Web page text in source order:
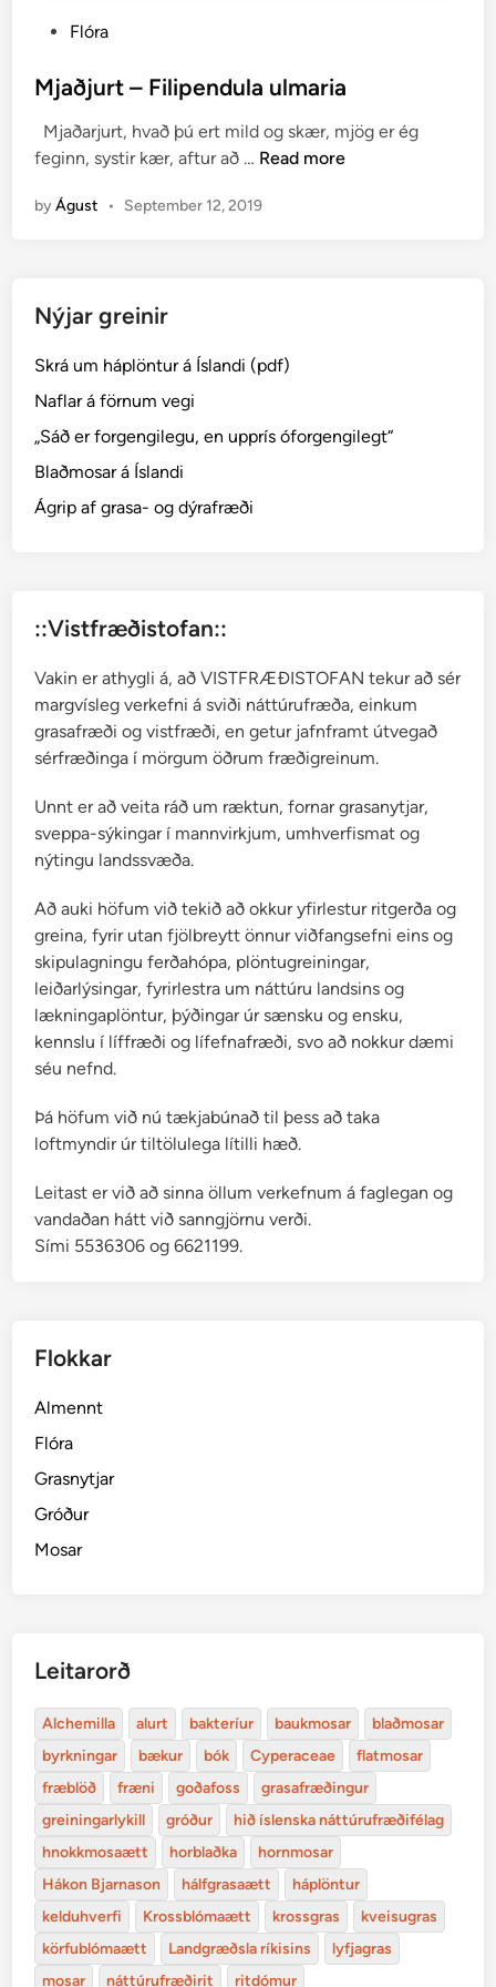
s
d
n
Flóra
Mjaðjurt – Filipendula ulmaria
Mjaðarjurt, hvað þú ert mild og skær, mjög er ég
feginn, systir kær, aftur að … M
a
–
l
u
l
m
a
Read more
byÁgust • September 12, 2019
Nýjar greinir
Skrá um háplöntur á Íslandi (pdf)
Naflar á förnum vegi
„Sáð er forgengilegu, en upprís óforgengilegt“
Blaðmosar á Íslandi
Ágrip af grasa- og dýrafræði
::Vistfræðistofan::
Vakin er athygli á, að VISTFRÆÐISTOFAN tekur að sér
margvísleg verkefni á sviði náttúrufræða, einkum
grasafræði og vistfræði, en getur jafnframt útvegað
sérfræðinga í mörgum öðrum fræðigreinum.
Unnt er að veita ráð um ræktun, fornar grasanytjar,
sveppa-sýkingar í mannvirkjum, umhverfismat og
nýtingu landssvæða.
Að auki höfum við tekið að okkur yfirlestur ritgerða og
greina, fyrir utan fjölbreytt önnur viðfangsefni eins og
skipulagningu ferðahópa, plöntugreiningar,
leiðarlýsingar, fyrirlestra um náttúru landsins og
lækningaplöntur, þýðingar úr sænsku og ensku,
kennslu í líffræði og lífefnafræði, svo að nokkur dæmi
séu nefnd.
Þá höfum við nú tækjabúnað til þess að taka
loftmyndir úr tiltölulega lítilli hæð.
Leitast er við að sinna öllum verkefnum á faglegan og
vandaðan hátt við sanngjörnu verði.
Sími 5536306 og 6621199.
Flokkar
Almennt
Flóra
Grasnytjar
Gróður
Mosar
Leitarorð
Alchemilla alurt bakteríur baukmosar
blaðmosar
byrkningar
bækur bók Cyperaceae
flatmosar
fræblöð
fræni goðafoss
grasafræðingur
greiningarlykill
gróður
hið íslenska náttúrufræðifélag
hnokkmosaætt
horblaðka
hornmosar
Hákon Bjarnason
hálfgrasaætt
háplöntur
kelduhverfi
Krossblómaætt krossgras
kveisugras
körfublómaætt
Landgræðsla ríkisins
lyfjagras
mosar
náttúrufræðirit ritdómur